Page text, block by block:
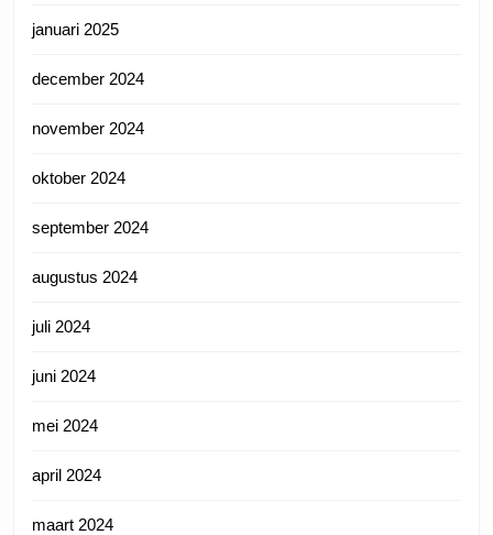
januari 2025
december 2024
november 2024
oktober 2024
september 2024
augustus 2024
juli 2024
juni 2024
mei 2024
april 2024
maart 2024